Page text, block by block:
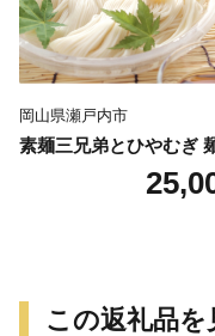
岡山県瀬戸内市
素麺三兄弟とひやむぎ
この返礼品を